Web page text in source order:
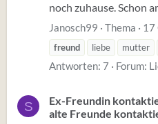
noch zuhause. Schon
Janosch99 Thema 17
freund
liebe mutter
Antworten: 7 Forum:
S
Ex-Freundin
alte Freunde